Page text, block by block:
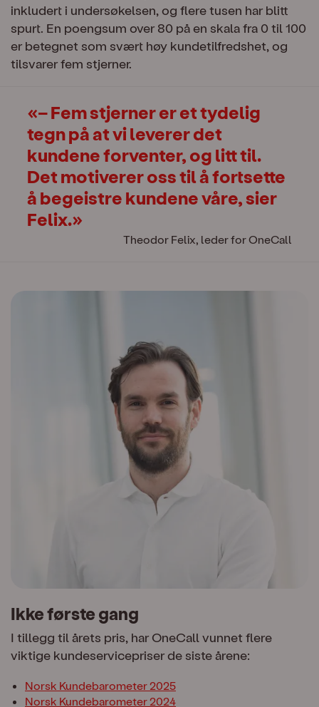
inkludert i undersøkelsen, og flere tusen har blitt
spurt. En poengsum over 80 på en skala fra 0 til 100
er betegnet som svært høy kundetilfredshet, og
tilsvarer fem stjerner.
– Fem stjerner er et tydelig
tegn på at vi leverer det
kundene forventer, og litt til.
Det motiverer oss til å fortsette
å begeistre kundene våre, sier
Felix.
Theodor Felix, leder for OneCall
Ikke første gang
I tillegg til årets pris, har OneCall vunnet flere
viktige kundeservicepriser de siste årene:
Norsk Kundebarometer 2025
Norsk Kundebarometer 2024